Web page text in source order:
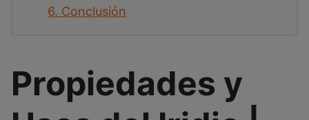
6. Conclusión
Propiedades y